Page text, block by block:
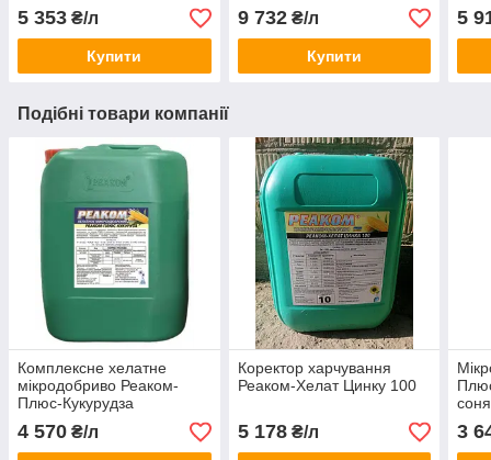
5 353 ₴/л
Купити
9 732₴/л
Купити
5
Подібні товари компанії
Комплексне хелатне
мікродобриво Реаком-
Плюс-Кукурудза
4 570 ₴/л
Коректор харчування
Реаком-Хелат Цинку 100
5 178₴/л 3